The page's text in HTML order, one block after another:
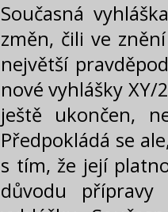
Současná
změn, čili ve
největší
nové vyhlášky XY/
ještě ukončen,
Předpokládá se
s tím, že její
důvodu